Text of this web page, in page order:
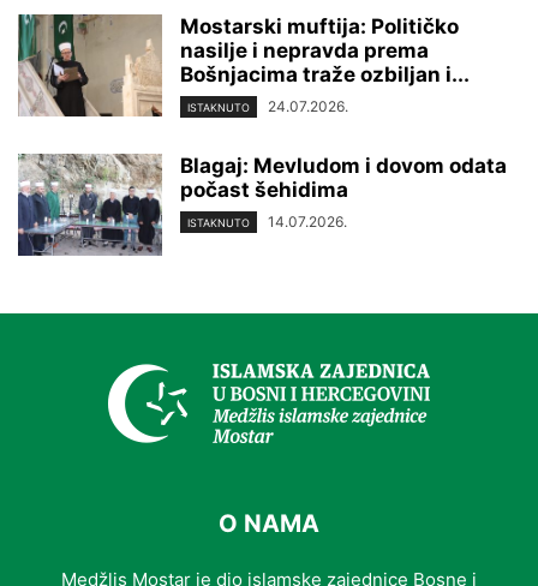
Mostarski muftija: Političko
nasilje i nepravda prema
Bošnjacima traže ozbiljan i...
ISTAKNUTO 24.07.2026.
Blagaj: Mevludom i dovom odata
počast šehidima
ISTAKNUTO 14.07.2026.
O NAMA
Medžlis Mostar je dio islamske zajednice Bosne i